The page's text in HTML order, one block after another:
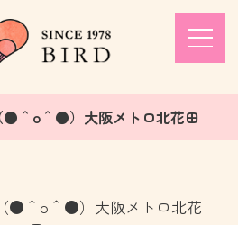
＾o＾●）大阪メトロ北花田
●＾o＾●）大阪メトロ北花